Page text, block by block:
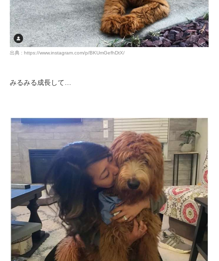
出典 : https://www.instagram.com/p/BKUmGefhDtX/
みるみる成長して…